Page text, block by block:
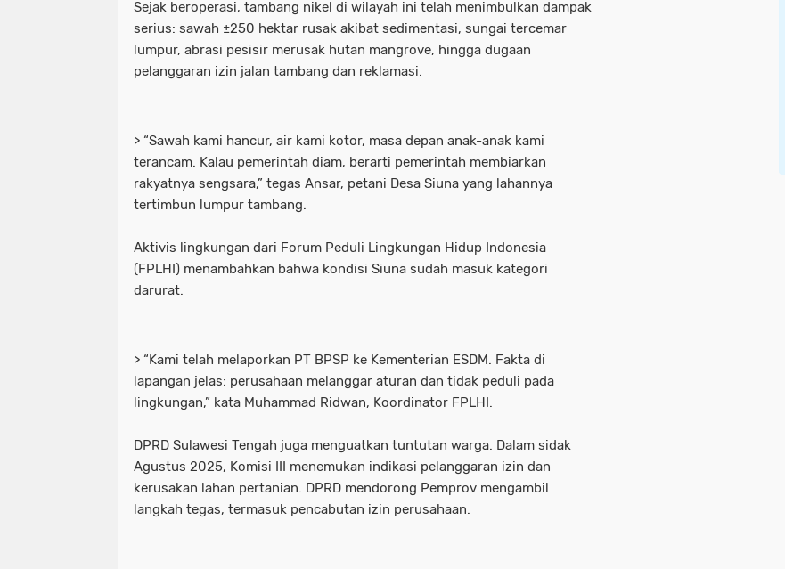
Sejak beroperasi, tambang nikel di wilayah ini telah menimbulkan dampak
serius: sawah ±250 hektar rusak akibat sedimentasi, sungai tercemar
lumpur, abrasi pesisir merusak hutan mangrove, hingga dugaan
pelanggaran izin jalan tambang dan reklamasi.
> “Sawah kami hancur, air kami kotor, masa depan anak-anak kami
terancam. Kalau pemerintah diam, berarti pemerintah membiarkan
rakyatnya sengsara,” tegas Ansar, petani Desa Siuna yang lahannya
tertimbun lumpur tambang.
Aktivis lingkungan dari Forum Peduli Lingkungan Hidup Indonesia
(FPLHI) menambahkan bahwa kondisi Siuna sudah masuk kategori
darurat.
> “Kami telah melaporkan PT BPSP ke Kementerian ESDM. Fakta di
lapangan jelas: perusahaan melanggar aturan dan tidak peduli pada
lingkungan,” kata Muhammad Ridwan, Koordinator FPLHI.
DPRD Sulawesi Tengah juga menguatkan tuntutan warga. Dalam sidak
Agustus 2025, Komisi III menemukan indikasi pelanggaran izin dan
kerusakan lahan pertanian. DPRD mendorong Pemprov mengambil
langkah tegas, termasuk pencabutan izin perusahaan.